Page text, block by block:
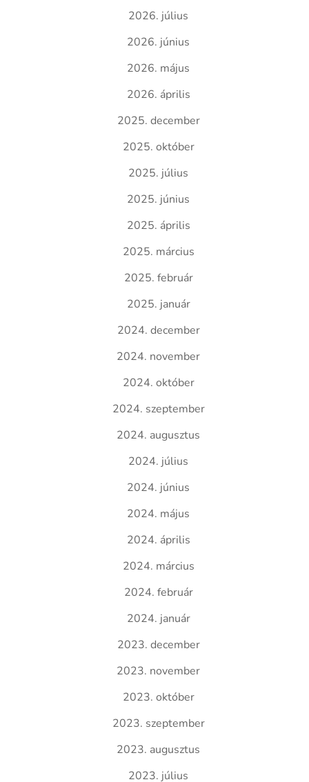
2026. július
2026. június
2026. május
2026. április
2025. december
2025. október
2025. július
2025. június
2025. április
2025. március
2025. február
2025. január
2024. december
2024. november
2024. október
2024. szeptember
2024. augusztus
2024. július
2024. június
2024. május
2024. április
2024. március
2024. február
2024. január
2023. december
2023. november
2023. október
2023. szeptember
2023. augusztus
2023. július